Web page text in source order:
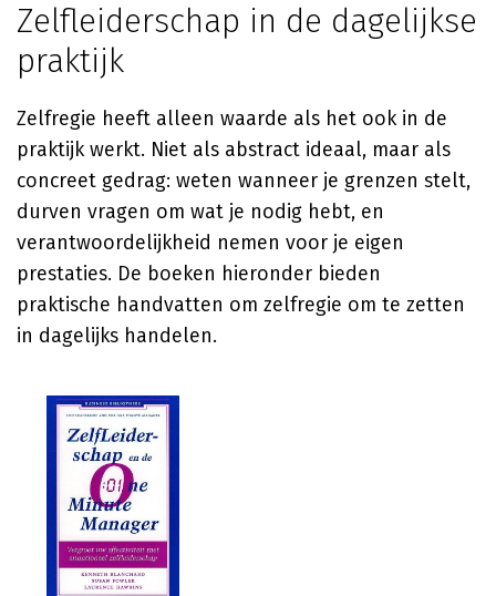
Zelfleiderschap in de dagelijkse
praktijk
Zelfregie heeft alleen waarde als het ook in de
praktijk werkt. Niet als abstract ideaal, maar als
concreet gedrag: weten wanneer je grenzen stelt,
durven vragen om wat je nodig hebt, en
verantwoordelijkheid nemen voor je eigen
prestaties. De boeken hieronder bieden
praktische handvatten om zelfregie om te zetten
in dagelijks handelen.